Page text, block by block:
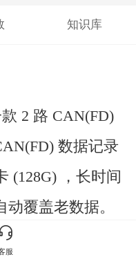
知识库
2 路 CAN(FD)
数据记录
(128G)
，长时间
覆盖老数据。
实时查看、分析
服